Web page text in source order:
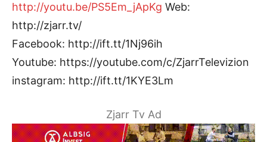
http://youtu.be/PS5Em_jApKg Web:
http://zjarr.tv/
Facebook: http://ift.tt/1Nj96ih
Youtube: https://youtube.com/c/ZjarrTelevizion
instagram: http://ift.tt/1KYE3Lm
Zjarr Tv Ad